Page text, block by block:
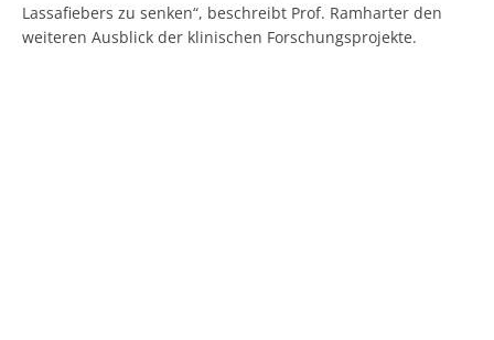
Lassafiebers zu senken“, beschreibt Prof. Ramharter den
weiteren Ausblick der klinischen Forschungsprojekte.